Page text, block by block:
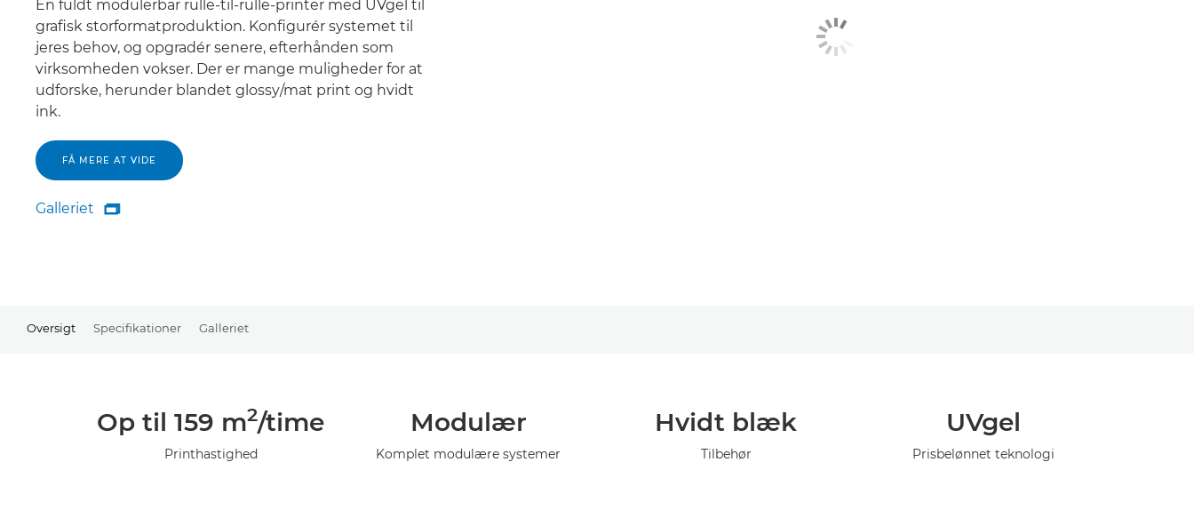
En fuldt modulerbar rulle-til-rulle-printer med UVgel til
grafisk storformatproduktion. Konfigurér systemet til
jeres behov, og opgradér senere, efterhånden som
virksomheden vokser. Der er mange muligheder for at
udforske, herunder blandet glossy/mat print og hvidt
ink.
FÅ MERE AT VIDE
Galleriet
Galleriet

Oversigt Specifikationer Galleriet
Op til 159 m2/time
Printhastighed
Modulær
Komplet modulære systemer
Hvidt blæk
Tilbehør
UVgel
Prisbelønnet teknologi